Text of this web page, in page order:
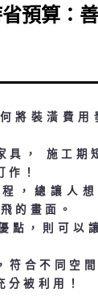
省預算：
將裝潢費用
具， 施工期
作！
，總讓人
飛的畫面。
點，則可以
符合不同空
分被利用！